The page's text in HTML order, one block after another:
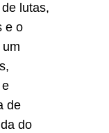
lutas,
e o
e
de
do